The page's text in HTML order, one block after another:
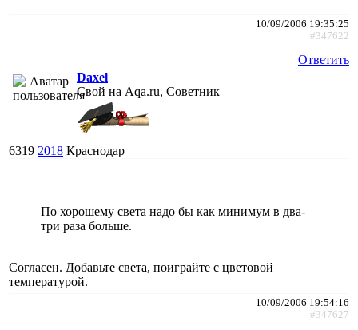
10/09/2006 19:35:25
#347622
Ответить
Daxel
Свой на Aqa.ru, Советник
6319 2018 Краснодар
По хорошему света надо бы как минимум в два-
три раза больше.
Согласен. Добавьте света, поиграйте с цветовой
температурой.
10/09/2006 19:54:16
#347627